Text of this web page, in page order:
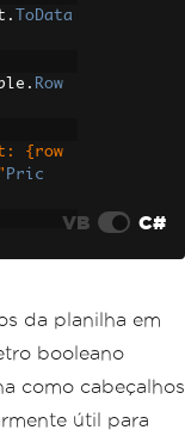
.
ToData
. Row
{row
Pric
VB C#
da planilha em
booleano
como cabeçalhos
útil para